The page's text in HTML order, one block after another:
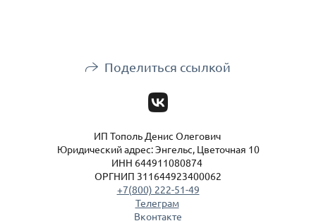
Поделиться ссылкой
ИП Тополь Денис Олегович
Юридический адрес: Энгельс, Цветочная 10
ИНН 644911080874
ОРГНИП 311644923400062
+7(800) 222-51-49
Телеграм
Вконтакте